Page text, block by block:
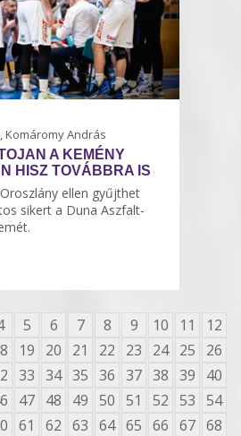
Komáromy András
A KEMÉNY
HISZ TOVÁBBRA IS
ellen gyűjthet
sikert a Duna Aszfalt-
5 6 7 8 9 10 11
12
19 20 21 22 23 24 25
26
33 34 35 36 37 38 39
40
47 48 49 50 51 52 53 54
61 62 63 64 65 66 67 68